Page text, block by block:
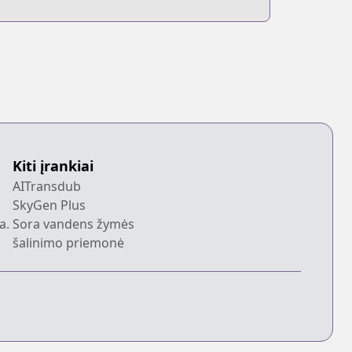
Kiti įrankiai
AITransdub
SkyGen Plus
Sora vandens žymės
šalinimo priemonė